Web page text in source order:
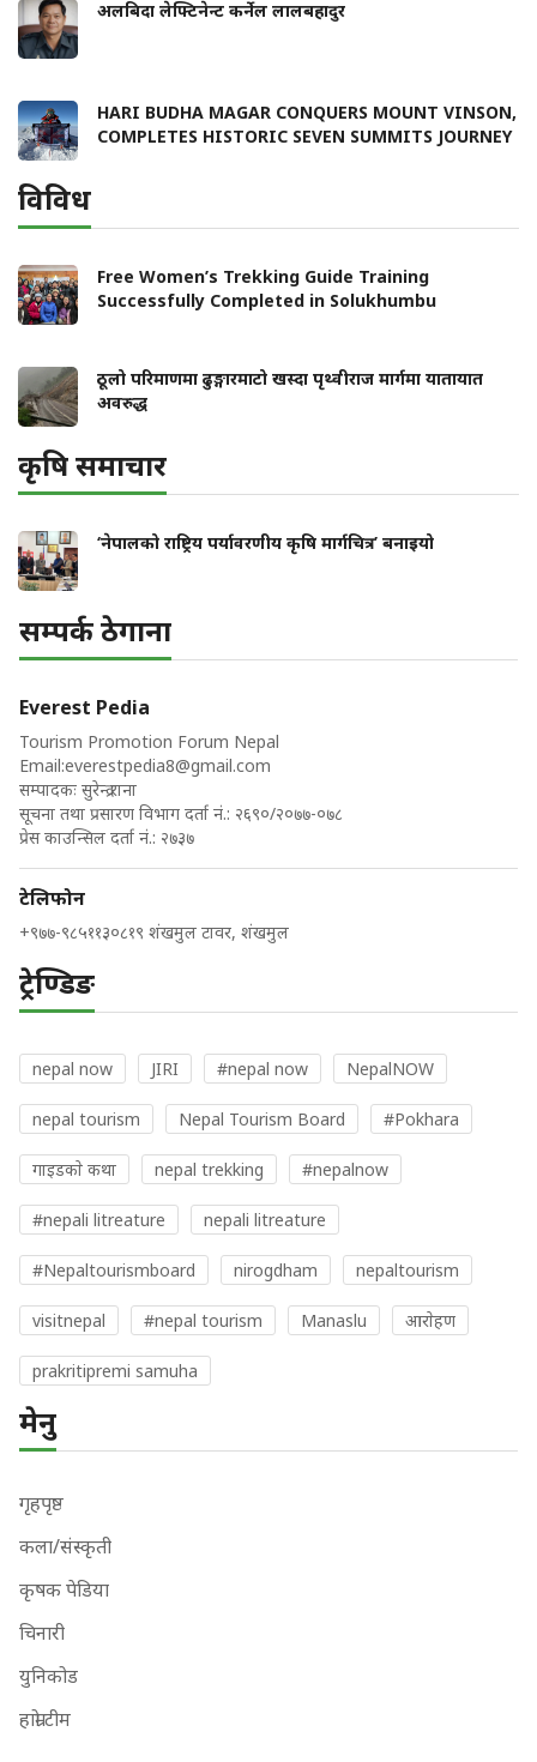
अलबिदा लेफ्टिनेन्ट कर्नेल लालबहादुर
HARI BUDHA MAGAR CONQUERS MOUNT VINSON,
COMPLETES HISTORIC SEVEN SUMMITS JOURNEY
विविध
Free Women’s Trekking Guide Training
Successfully Completed in Solukhumbu
ठूलो परिमाणमा ढुङ्गारमाटो खस्दा पृथ्वीराज मार्गमा यातायात
अवरुद्ध
कृषि समाचार
‘नेपालको राष्ट्रिय पर्यावरणीय कृषि मार्गचित्र’ बनाइयो
सम्पर्क ठेगाना
Everest Pedia
Tourism Promotion Forum Nepal
Email:everestpedia8@gmail.com
सम्पादकः सुरेन्द्र राना
सूचना तथा प्रसारण विभाग दर्ता नं.: २६९०/२०७७-०७८
प्रेस काउन्सिल दर्ता नं.: २७३७
टेलिफोन
+९७७-९८५११३०८१९ शंखमुल टावर, शंखमुल
ट्रेण्डिङ
nepal now JIRI #nepal now NepalNOW
nepal tourism Nepal Tourism Board #Pokhara
गाइडकाे कथा nepal trekking #nepalnow
#nepali litreature nepali litreature
#Nepaltourismboard nirogdham nepaltourism
visitnepal #nepal tourism Manaslu आराेहण
prakritipremi samuha
मेनु
गृहपृष्ठ
कला/संस्कृती
कृषक पेडिया
चिनारी
युनिकोड
हाम्रो टीम